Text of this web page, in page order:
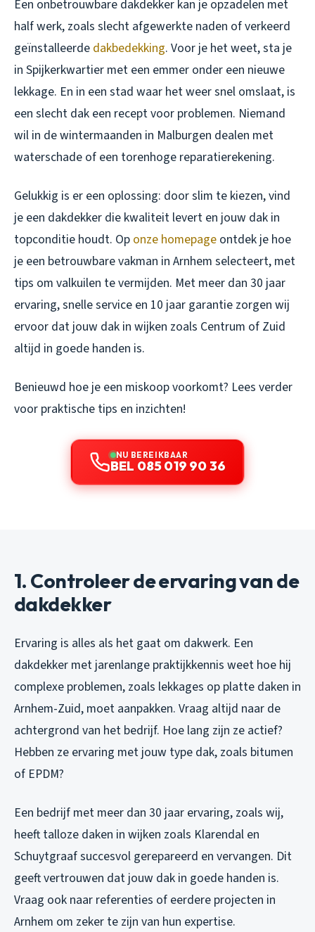
Een onbetrouwbare dakdekker kan je opzadelen met
half werk, zoals slecht afgewerkte naden of verkeerd
geïnstalleerde dakbedekking. Voor je het weet, sta je
in Spijkerkwartier met een emmer onder een nieuwe
lekkage. En in een stad waar het weer snel omslaat, is
een slecht dak een recept voor problemen. Niemand
wil in de wintermaanden in Malburgen dealen met
waterschade of een torenhoge reparatierekening.
Gelukkig is er een oplossing: door slim te kiezen, vind
je een dakdekker die kwaliteit levert en jouw dak in
topconditie houdt. Op onze homepage ontdek je hoe
je een betrouwbare vakman in Arnhem selecteert, met
tips om valkuilen te vermijden. Met meer dan 30 jaar
ervaring, snelle service en 10 jaar garantie zorgen wij
ervoor dat jouw dak in wijken zoals Centrum of Zuid
altijd in goede handen is.
Benieuwd hoe je een miskoop voorkomt? Lees verder
voor praktische tips en inzichten!
NU BEREIKBAAR
BEL 085 019 90 36
1. Controleer de ervaring van de
dakdekker
Ervaring is alles als het gaat om dakwerk. Een
dakdekker met jarenlange praktijkkennis weet hoe hij
complexe problemen, zoals lekkages op platte daken in
Arnhem-Zuid, moet aanpakken. Vraag altijd naar de
achtergrond van het bedrijf. Hoe lang zijn ze actief?
Hebben ze ervaring met jouw type dak, zoals bitumen
of EPDM?
Een bedrijf met meer dan 30 jaar ervaring, zoals wij,
heeft talloze daken in wijken zoals Klarendal en
Schuytgraaf succesvol gerepareerd en vervangen. Dit
geeft vertrouwen dat jouw dak in goede handen is.
Vraag ook naar referenties of eerdere projecten in
Arnhem om zeker te zijn van hun expertise.